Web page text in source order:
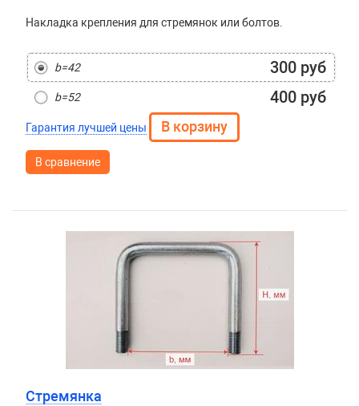
Накладка крепления для стремянок или болтов.
b=42 300 руб
b=52 400 руб
Гарантия лучшей цены
В сравнение
Стремянка